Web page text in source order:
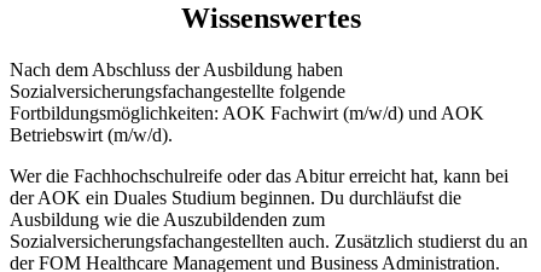
Wissenswertes
Nach dem Abschluss der Ausbildung haben
Sozialversicherungsfachangestellte folgende
Fortbildungsmöglichkeiten: AOK Fachwirt (m/w/d) und AOK
Betriebswirt (m/w/d).
Wer die Fachhochschulreife oder das Abitur erreicht hat, kann bei
der AOK ein Duales Studium beginnen. Du durchläufst die
Ausbildung wie die Auszubildenden zum
Sozialversicherungsfachangestellten auch. Zusätzlich studierst du an
der FOM Healthcare Management und Business Administration.